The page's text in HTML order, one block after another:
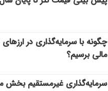
چگونه با سرمایه‌گذاری در ارزهای
مالی برسیم؟
سرمایه‌گذاری غیرمستقیم بخش